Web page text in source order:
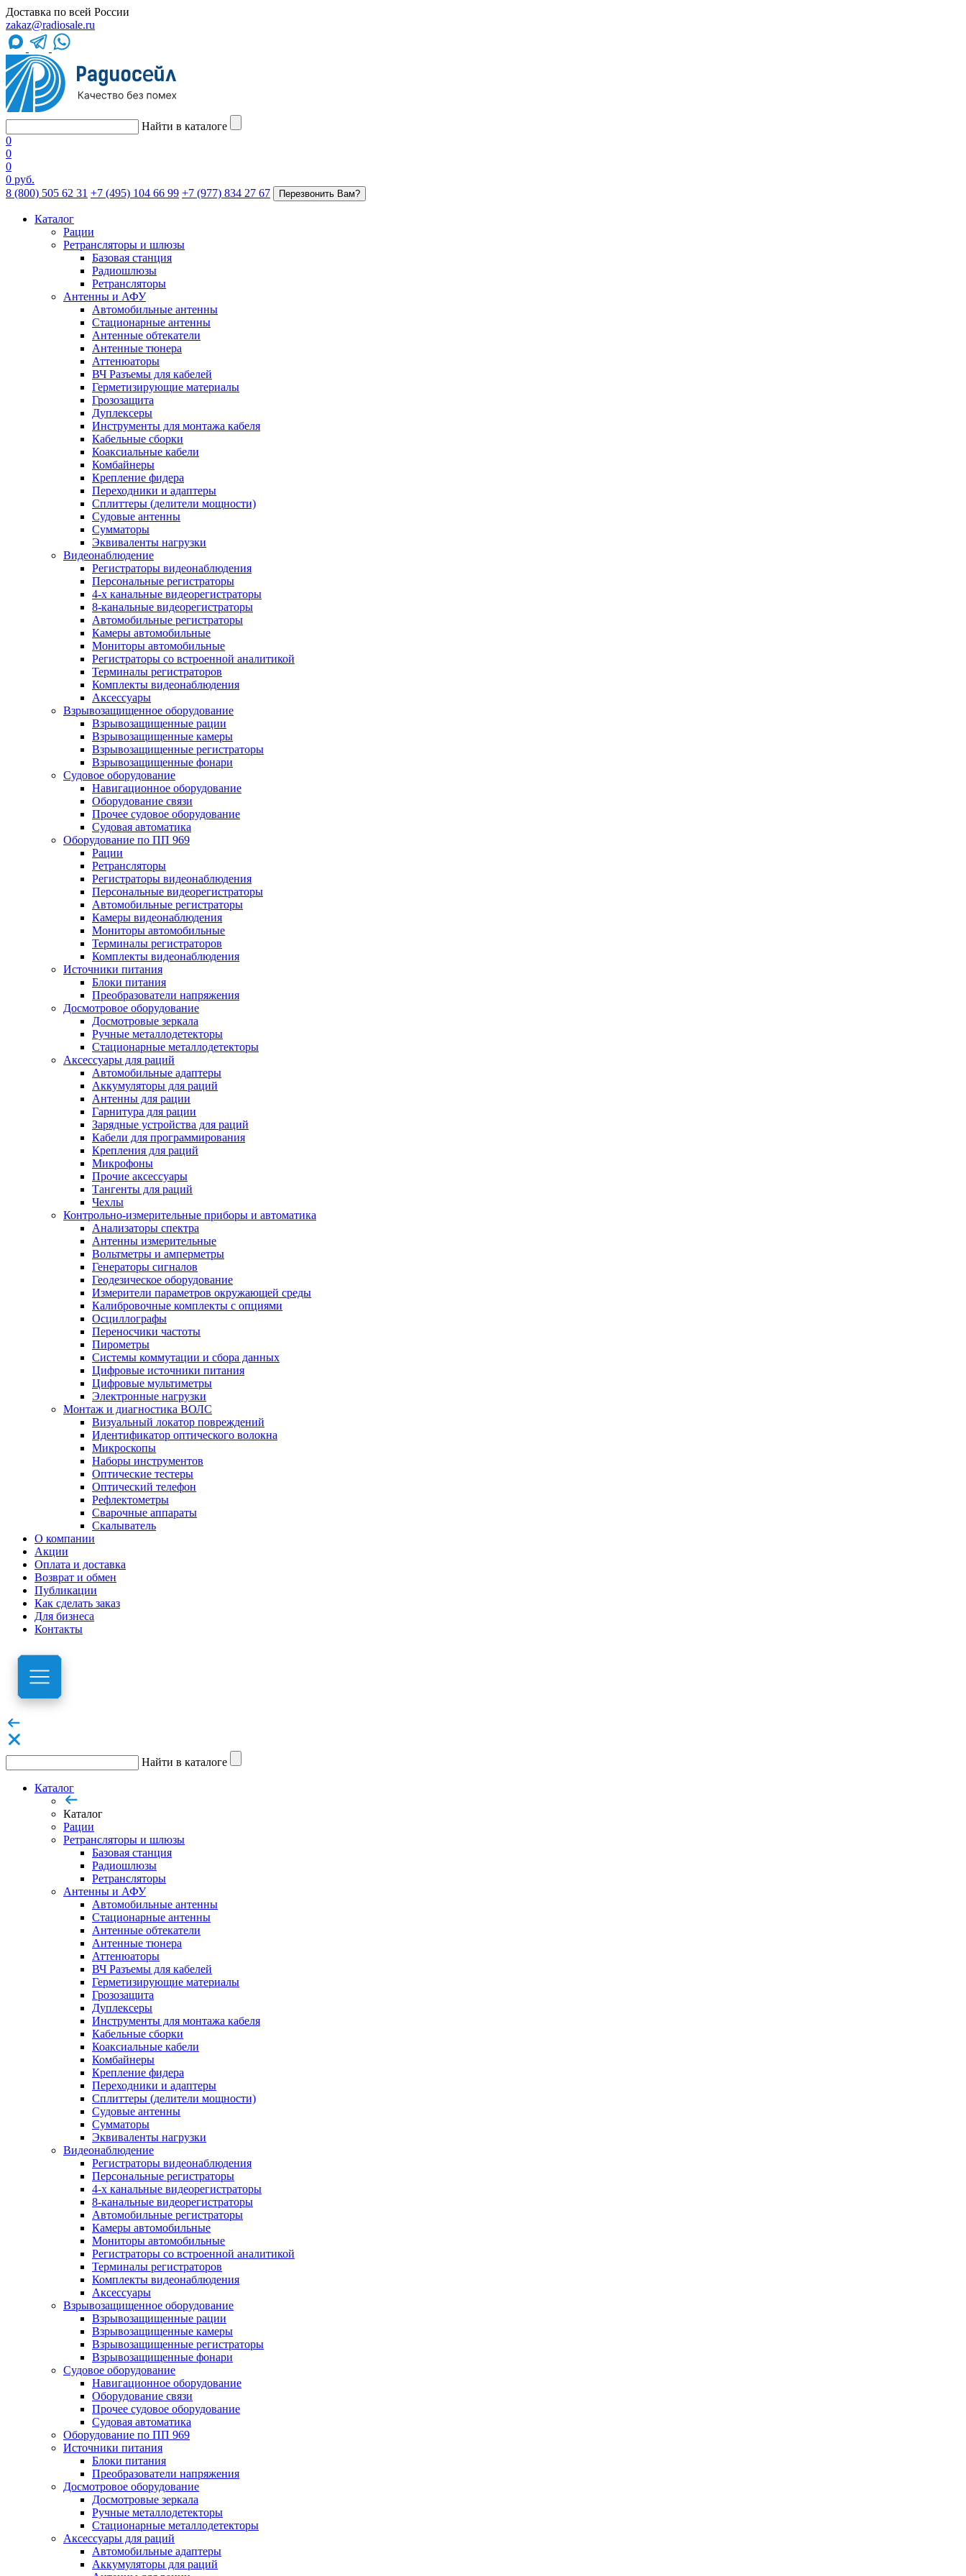
Доставка по всей России
zakaz@radiosale.ru
Найти в каталоге
0
0
0
0 руб.
8 (800) 505 62 31 +7 (495) 104 66 99 +7 (977) 834 27 67 Перезвонить Вам?
Каталог
Рации
Ретрансляторы и шлюзы
Базовая станция
Радиошлюзы
Ретрансляторы
Антенны и АФУ
Автомобильные антенны
Стационарные антенны
Антенные обтекатели
Антенные тюнера
Аттенюаторы
ВЧ Разъемы для кабелей
Герметизирующие материалы
Грозозащита
Дуплексеры
Инструменты для монтажа кабеля
Кабельные сборки
Коаксиальные кабели
Комбайнеры
Крепление фидера
Переходники и адаптеры
Сплиттеры (делители мощности)
Судовые антенны
Сумматоры
Эквиваленты нагрузки
Видеонаблюдение
Регистраторы видеонаблюдения
Персональные регистраторы
4-х канальные видеорегистраторы
8-канальные видеорегистраторы
Автомобильные регистраторы
Камеры автомобильные
Мониторы автомобильные
Регистраторы со встроенной аналитикой
Терминалы регистраторов
Комплекты видеонаблюдения
Аксессуары
Взрывозащищенное оборудование
Взрывозащищенные рации
Взрывозащищенные камеры
Взрывозащищенные регистраторы
Взрывозащищенные фонари
Судовое оборудование
Навигационное оборудование
Оборудование связи
Прочее судовое оборудование
Судовая автоматика
Оборудование по ПП 969
Рации
Ретрансляторы
Регистраторы видеонаблюдения
Персональные видеорегистраторы
Автомобильные регистраторы
Камеры видеонаблюдения
Мониторы автомобильные
Терминалы регистраторов
Комплекты видеонаблюдения
Источники питания
Блоки питания
Преобразователи напряжения
Досмотровое оборудование
Досмотровые зеркала
Ручные металлодетекторы
Стационарные металлодетекторы
Аксессуары для раций
Автомобильные адаптеры
Аккумуляторы для раций
Антенны для рации
Гарнитура для рации
Зарядные устройства для раций
Кабели для программирования
Крепления для раций
Микрофоны
Прочие аксессуары
Тангенты для раций
Чехлы
Контрольно-измерительные приборы и автоматика
Анализаторы спектра
Антенны измерительные
Вольтметры и амперметры
Генераторы сигналов
Геодезическое оборудование
Измерители параметров окружающей среды
Калибровочные комплекты с опциями
Осциллографы
Переносчики частоты
Пирометры
Системы коммутации и сбора данных
Цифровые источники питания
Цифровые мультиметры
Электронные нагрузки
Монтаж и диагностика ВОЛС
Визуальный локатор повреждений
Идентификатор оптического волокна
Микроскопы
Наборы инструментов
Оптические тестеры
Оптический телефон
Рефлектометры
Сварочные аппараты
Скалыватель
О компании
Акции
Оплата и доставка
Возврат и обмен
Публикации
Как сделать заказ
Для бизнеса
Контакты
Найти в каталоге
Каталог
Каталог
Рации
Ретрансляторы и шлюзы
Базовая станция
Радиошлюзы
Ретрансляторы
Антенны и АФУ
Автомобильные антенны
Стационарные антенны
Антенные обтекатели
Антенные тюнера
Аттенюаторы
ВЧ Разъемы для кабелей
Герметизирующие материалы
Грозозащита
Дуплексеры
Инструменты для монтажа кабеля
Кабельные сборки
Коаксиальные кабели
Комбайнеры
Крепление фидера
Переходники и адаптеры
Сплиттеры (делители мощности)
Судовые антенны
Сумматоры
Эквиваленты нагрузки
Видеонаблюдение
Регистраторы видеонаблюдения
Персональные регистраторы
4-х канальные видеорегистраторы
8-канальные видеорегистраторы
Автомобильные регистраторы
Камеры автомобильные
Мониторы автомобильные
Регистраторы со встроенной аналитикой
Терминалы регистраторов
Комплекты видеонаблюдения
Аксессуары
Взрывозащищенное оборудование
Взрывозащищенные рации
Взрывозащищенные камеры
Взрывозащищенные регистраторы
Взрывозащищенные фонари
Судовое оборудование
Навигационное оборудование
Оборудование связи
Прочее судовое оборудование
Судовая автоматика
Оборудование по ПП 969
Источники питания
Блоки питания
Преобразователи напряжения
Досмотровое оборудование
Досмотровые зеркала
Ручные металлодетекторы
Стационарные металлодетекторы
Аксессуары для раций
Автомобильные адаптеры
Аккумуляторы для раций